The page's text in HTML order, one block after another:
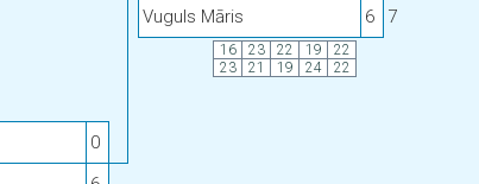
Vuguls Māris
6
7
16 23 22 19
22
23
21 19 24 22
0